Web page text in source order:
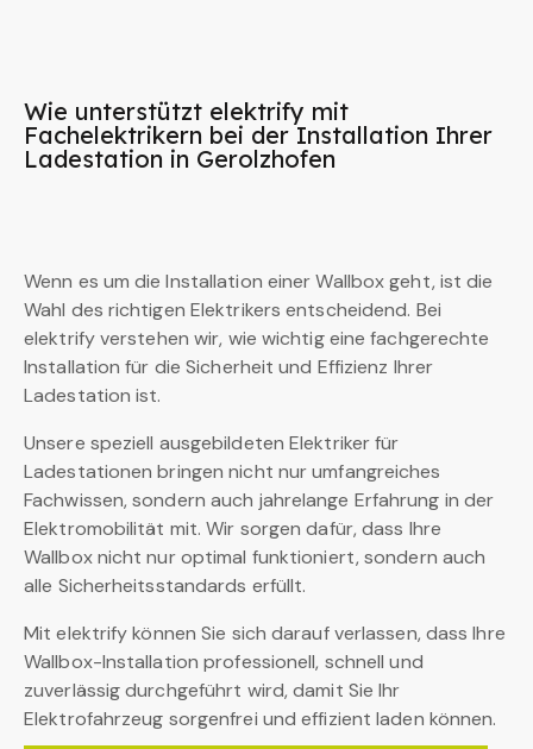
Wie unterstützt elektrify mit
Fachelektrikern bei der Installation Ihrer
Ladestation in Gerolzhofen
Wenn es um die Installation einer Wallbox geht, ist die
Wahl des richtigen Elektrikers entscheidend. Bei
elektrify verstehen wir, wie wichtig eine fachgerechte
Installation für die Sicherheit und Effizienz Ihrer
Ladestation ist.
Unsere speziell ausgebildeten Elektriker für
Ladestationen bringen nicht nur umfangreiches
Fachwissen, sondern auch jahrelange Erfahrung in der
Elektromobilität mit. Wir sorgen dafür, dass Ihre
Wallbox nicht nur optimal funktioniert, sondern auch
alle Sicherheitsstandards erfüllt.
Mit elektrify können Sie sich darauf verlassen, dass Ihre
Wallbox-Installation professionell, schnell und
zuverlässig durchgeführt wird, damit Sie Ihr
Elektrofahrzeug sorgenfrei und effizient laden können.